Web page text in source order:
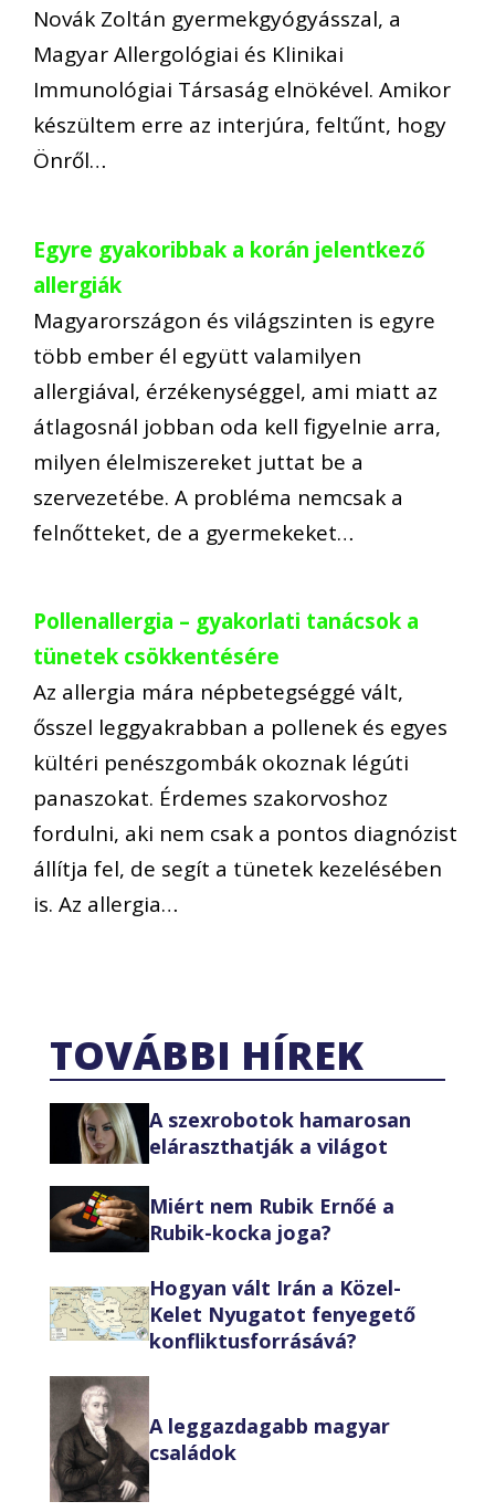
Novák Zoltán gyermekgyógyásszal, a
Magyar Allergológiai és Klinikai
Immunológiai Társaság elnökével. Amikor
készültem erre az interjúra, feltűnt, hogy
Önről…
Egyre gyakoribbak a korán jelentkező
allergiák
Magyarországon és világszinten is egyre
több ember él együtt valamilyen
allergiával, érzékenységgel, ami miatt az
átlagosnál jobban oda kell figyelnie arra,
milyen élelmiszereket juttat be a
szervezetébe. A probléma nemcsak a
felnőtteket, de a gyermekeket…
Pollenallergia – gyakorlati tanácsok a
tünetek csökkentésére
Az allergia mára népbetegséggé vált,
ősszel leggyakrabban a pollenek és egyes
kültéri penészgombák okoznak légúti
panaszokat. Érdemes szakorvoshoz
fordulni, aki nem csak a pontos diagnózist
állítja fel, de segít a tünetek kezelésében
is. Az allergia…
TOVÁBBI HÍREK
A szexrobotok hamarosan
eláraszthatják a világot
Miért nem Rubik Ernőé a
Rubik-kocka joga?
Hogyan vált Irán a Közel-
Kelet Nyugatot fenyegető
konfliktusforrásává?
A leggazdagabb magyar
családok